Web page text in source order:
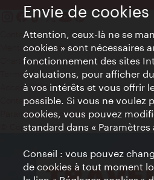
Contact
Mentions obligatoires
Charte sur le respect de la vie privée
Terms of Use
Accessibilité
Contact presse
Paramètres de cookies
© Copyright WienTourismus
Envie de cookies
Attention, ceux-là ne se
cookies » sont nécessaires
fonctionnement des sites
évaluations, pour afficher
à vos intérêts et vous offrir
possible. Si vous ne voulez
cookies, vous pouvez
standard dans « Paramètres
Conseil : vous pouvez
de cookies à tout moment